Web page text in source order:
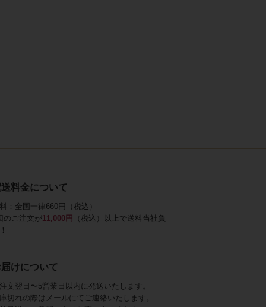
料金について
：全国一律660円（税込）
のご注文が11,000円
（税込）以上で送料当社負
けについて
文翌日〜5営業日以内に発送いたします。
切れの際はメールにてご連絡いたします。